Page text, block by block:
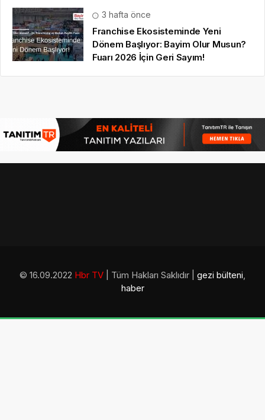
3 hafta önce
Franchise Ekosisteminde Yeni
Dönem Başlıyor: Bayim Olur Musun?
Fuarı 2026 İçin Geri Sayım!
© 16.09.2022 Hbr TV | Tüm Hakları Saklıdır | gezi bülteni,
haber